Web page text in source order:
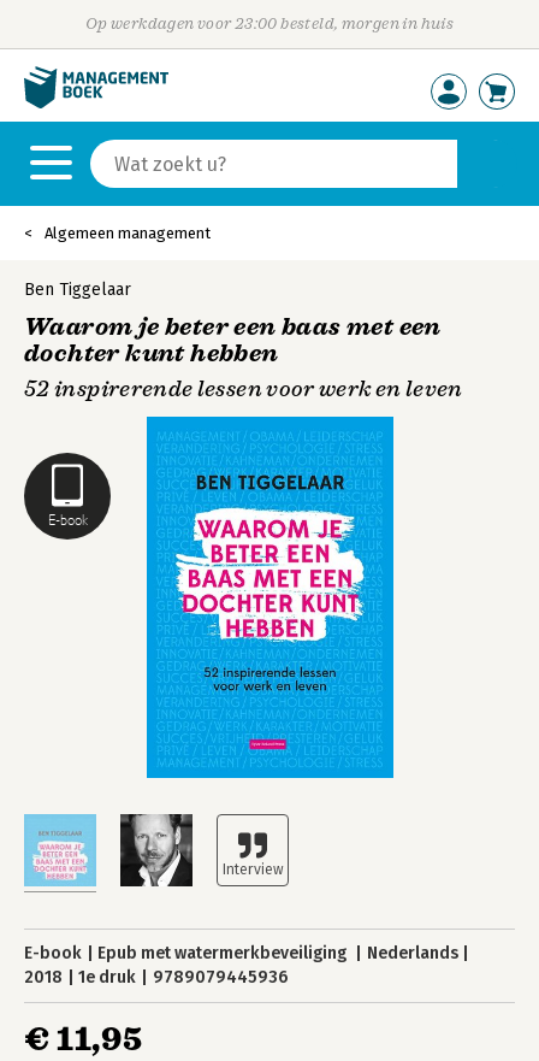
Op werkdagen voor 23:00 besteld, morgen in huis
Algemeen management
E-book
Ben Tiggelaar
Waarom je beter een baas met een
dochter kunt hebben
52 inspirerende lessen voor werk en leven
E-book Epub met watermerkbeveiliging
Nederlands
2018
1e druk 9789079445936
€ 11,95